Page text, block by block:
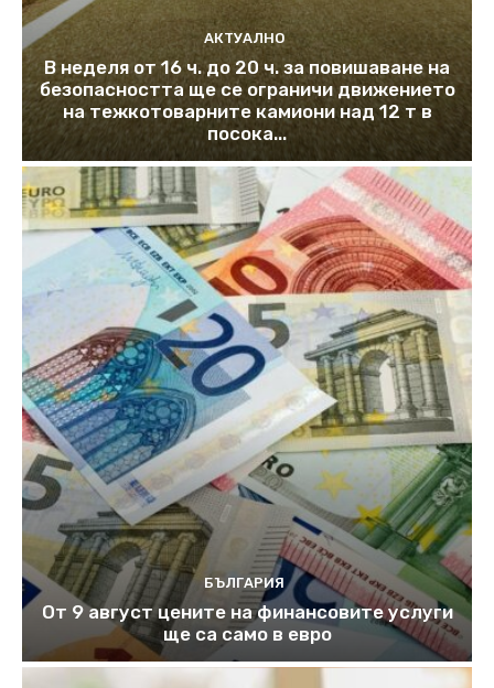
АКТУАЛНО
В неделя от 16 ч. до 20 ч. за повишаване на
безопасността ще се ограничи движението
на тежкотоварните камиони над 12 т в
посока...
БЪЛГАРИЯ
От 9 август цените на финансовите услуги
ще са само в евро